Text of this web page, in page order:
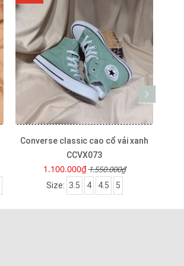
Converse classic cao cổ vải xanh
CCVX073
1.100.000₫1.550.000₫
Size: 3.5 4 4.5 5